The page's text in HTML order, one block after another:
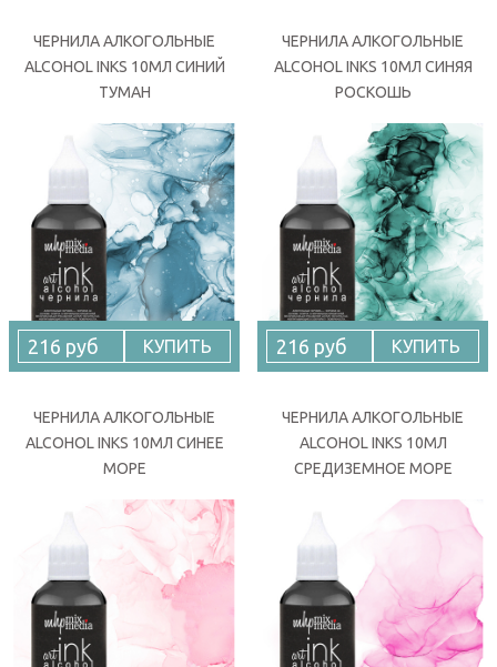
ЧЕРНИЛА АЛКОГОЛЬНЫЕ
ALCOHOL INKS 10МЛ СИНИЙ
ТУМАН
ЧЕРНИЛА АЛКОГОЛЬНЫЕ
ALCOHOL INKS 10МЛ СИНЯЯ
РОСКОШЬ
216 руб КУПИТЬ
ЧЕРНИЛА АЛКОГОЛЬНЫЕ
ALCOHOL INKS 10МЛ СИНЕЕ
МОРЕ
216 руб КУПИТЬ
ЧЕРНИЛА АЛКОГОЛЬНЫЕ
ALCOHOL INKS 10МЛ
СРЕДИЗЕМНОЕ МОРЕ